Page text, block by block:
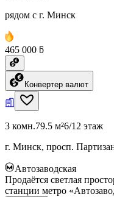
рядом с г. Минск
465 000 ƃ
Конвертер валют
3 комн.79.5 м²6/12 этаж
г. Минск, просп.
Автозаводская
Продаётся светлая
станции метро